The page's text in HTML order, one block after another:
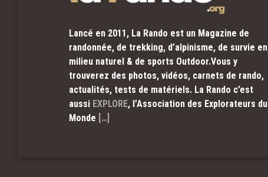
Lancé en 2011, La Rando est un Magazine de
randonnée, de trekking, d’alpinisme, de survie en
milieu naturel & de sports Outdoor.Vous y
trouverez des photos, vidéos, carnets de rando,
actualités, tests de matériels. La Rando c’est
aussi EXPLORE, l’Association des Explorateurs du
Monde […]